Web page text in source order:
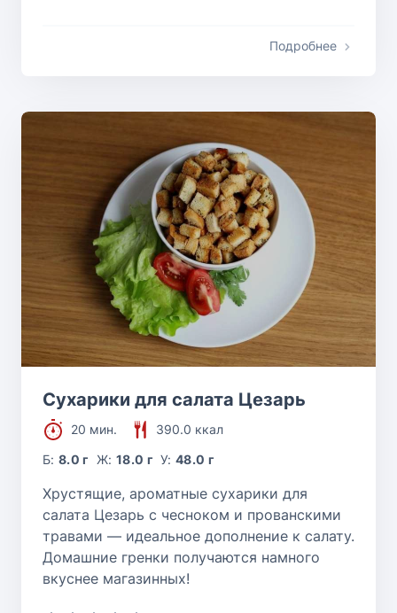
Подробнее
Сухарики для салата Цезарь
20 мин.
390.0 ккал
Б:8.0 г Ж: 18.0 г У:48.0 г
Хрустящие, ароматные сухарики для
салата Цезарь с чесноком и прованскими
травами — идеальное дополнение к салату.
Домашние гренки получаются намного
вкуснее магазинных!